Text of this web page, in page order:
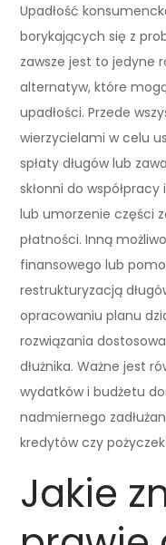
Upadłość
borykających się z
zawsze jest to jedyne
alternatyw, które
upadłości. Przede
wierzycielami w celu
spłaty długów lub
skłonni do
lub umorzenie części
płatności. Inną
finansowego lub
restrukturyzacją
opracowaniu planu
rozwiązania
dłużnika. Ważne jest
wydatków i budżetu
nadmiernego
kredytów czy
Jakie